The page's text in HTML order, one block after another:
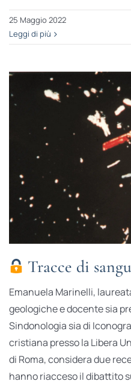
25 Maggio 2022
Leggi di più
Tracce di
Emanuela Marinelli,
geologiche e docente sia
Sindonologia sia di
cristiana presso la Libera
di Roma, considera due
hanno riacceso il dibattito